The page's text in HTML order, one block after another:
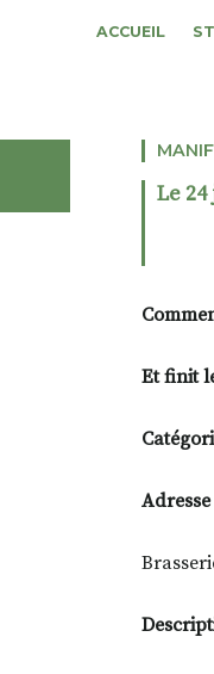
ACCUEIL
Le 24
Et finit
Adresse